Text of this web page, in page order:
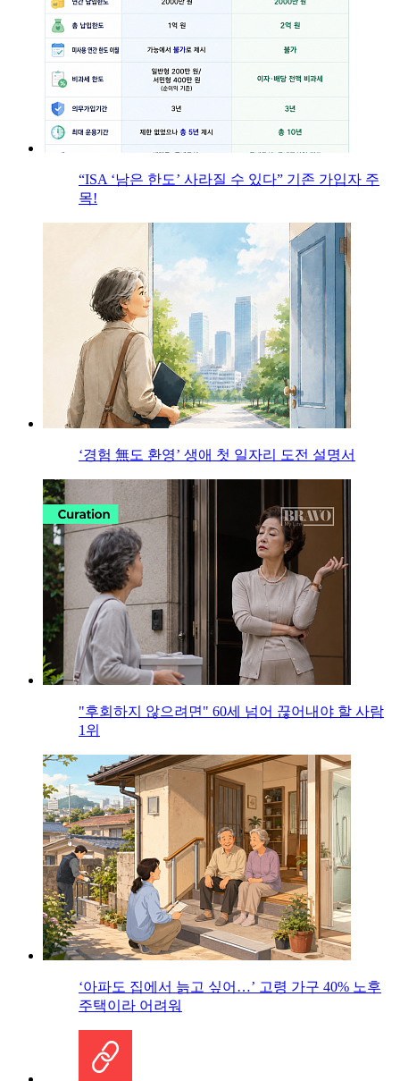
“ISA ‘남은 한도’ 사라질 수 있다” 기존 가입자 주
목!
‘경험 無도 환영’ 생애 첫 일자리 도전 설명서
"후회하지 않으려면" 60세 넘어 끊어내야 할 사람
1위
‘아파도 집에서 늙고 싶어…’ 고령 가구 40% 노후
주택이라 어려워